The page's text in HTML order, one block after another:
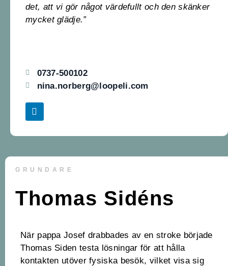
det, att vi gör något värdefullt och den skänker
mycket glädje.”
0737-500102
nina.norberg@loopeli.com
GRUNDARE
Thomas Sidéns
När pappa Josef drabbades av en stroke började
Thomas Siden testa lösningar för att hålla
kontakten utöver fysiska besök, vilket visa sig